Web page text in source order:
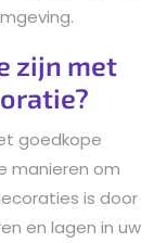
zijn met
goedkope
manieren om
is door
en lagen in uw